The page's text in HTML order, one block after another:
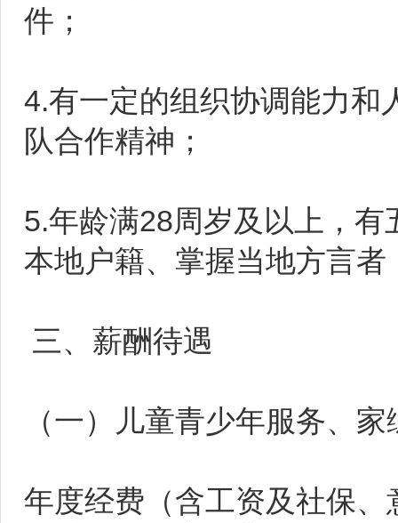
件；
4.有一定的组织协调能力和
队合作精神；
5.年龄满28周岁及以上，
本地户籍、掌握当地方言
三、薪酬待遇
（一）儿童青少年服务、
年度经费（含工资及社保